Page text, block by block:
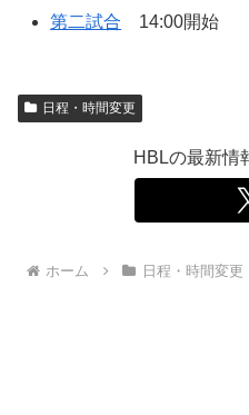
第二試合 14:00開始
日程・時間変更
HBLの最新情
ホーム 日程・時間変更